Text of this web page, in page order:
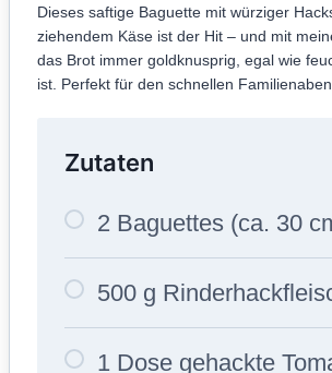
Dieses saftige Baguette mit würziger
ziehendem Käse ist der Hit – und mit
das Brot immer goldknusprig, egal wie
ist. Perfekt für den schnellen
Zutaten
2 Baguettes (ca. 30
500 g
1 Dose gehackte